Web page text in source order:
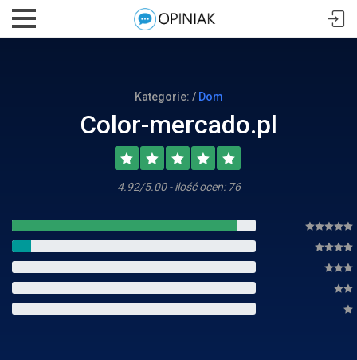
Kategorie: / Dom
Color-mercado.pl
4.92/5.00 - ilość ocen: 76